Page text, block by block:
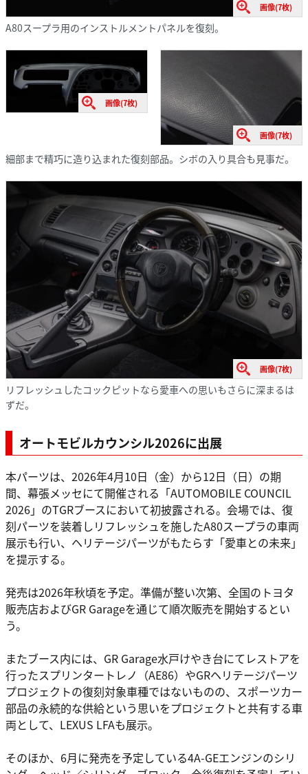
画像(7枚)
A80スープラ用のインストルメントパネルを復刻。
画像(7枚)
画像(7枚)
細部まで精巧に造り込まれた復刻部品。シボの入り具合も見事だ。
画像(7枚)
リフレッシュしたコックピットなら愛車への思いもさらに深まるは
ずだ。
オートモビルカウンシル2026に出展
本パーツは、2026年4月10日（金）から12日（日）の期
間、幕張メッセにて開催される「AUTOMOBILE COUNCIL
2026」のTGRブースにおいて初披露される。会場では、復
刻パーツを装着しリフレッシュを施したA80スープラの車両
展示も行い、ヘリテージパーツがもたらす「愛車との未来」
を提示する。
発売は2026年秋頃を予定。準備が整い次第、全国のトヨタ
販売店およびGR Garageを通じて順次販売を開始するとい
う。
またブース内には、GR Garage水戸けやき台にてレストアを
行ったスプリンタートレノ（AE86）やGRヘリテージパーツ
プロジェクトの復刻対象車種ではないものの、スポーツカー
部品の永続的な供給という思いをプロジェクトと共有する車
両として、LEXUS LFAも展示。
そのほか、6月に発売を予定している4A-GEエンジンのシリ